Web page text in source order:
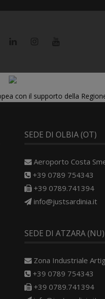
con il supporto della
SEDE DI OLBIA (OT)
Aeroporto Costa
+39 0789 754343
+39 0789.741394
info@justsardinia.it
SEDE DI ATZARA (NU)
Zona Industriale
+39 0789 754343
+39 0789.741394